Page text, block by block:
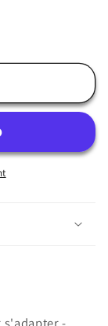
s'adapter -